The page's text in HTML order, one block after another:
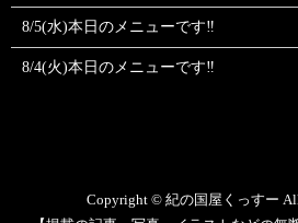
8/5(水)本日のメニューです‼️
8/4(火)本日のメニューです‼️
Copyright © 紀の国屋くっすー All